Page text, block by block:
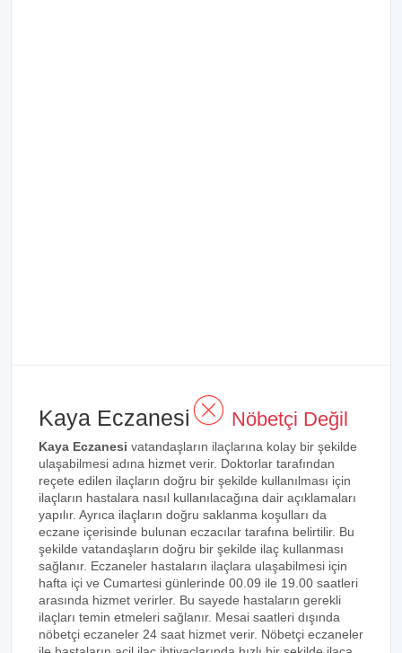
Kaya Eczanesi Nöbetçi Değil
Kaya Eczanesi vatandaşların ilaçlarına kolay bir şekilde
ulaşabilmesi adına hizmet verir. Doktorlar tarafından
reçete edilen ilaçların doğru bir şekilde kullanılması için
ilaçların hastalara nasıl kullanılacağına dair açıklamaları
yapılır. Ayrıca ilaçların doğru saklanma koşulları da
eczane içerisinde bulunan eczacılar tarafına belirtilir. Bu
şekilde vatandaşların doğru bir şekilde ilaç kullanması
sağlanır. Eczaneler hastaların ilaçlara ulaşabilmesi için
hafta içi ve Cumartesi günlerinde 00.09 ile 19.00 saatleri
arasında hizmet verirler. Bu sayede hastaların gerekli
ilaçları temin etmeleri sağlanır. Mesai saatleri dışında
nöbetçi eczaneler 24 saat hizmet verir. Nöbetçi eczaneler